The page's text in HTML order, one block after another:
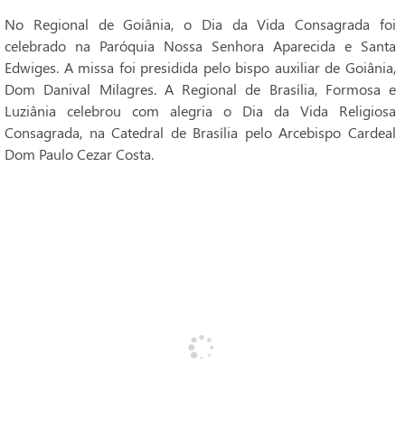
No Regional de Goiânia, o Dia da Vida Consagrada foi
celebrado na Paróquia Nossa Senhora Aparecida e Santa
Edwiges. A missa foi presidida pelo bispo auxiliar de Goiânia,
Dom Danival Milagres. A Regional de Brasília, Formosa e
Luziânia celebrou com alegria o Dia da Vida Religiosa
Consagrada, na Catedral de Brasília pelo Arcebispo Cardeal
Dom Paulo Cezar Costa.